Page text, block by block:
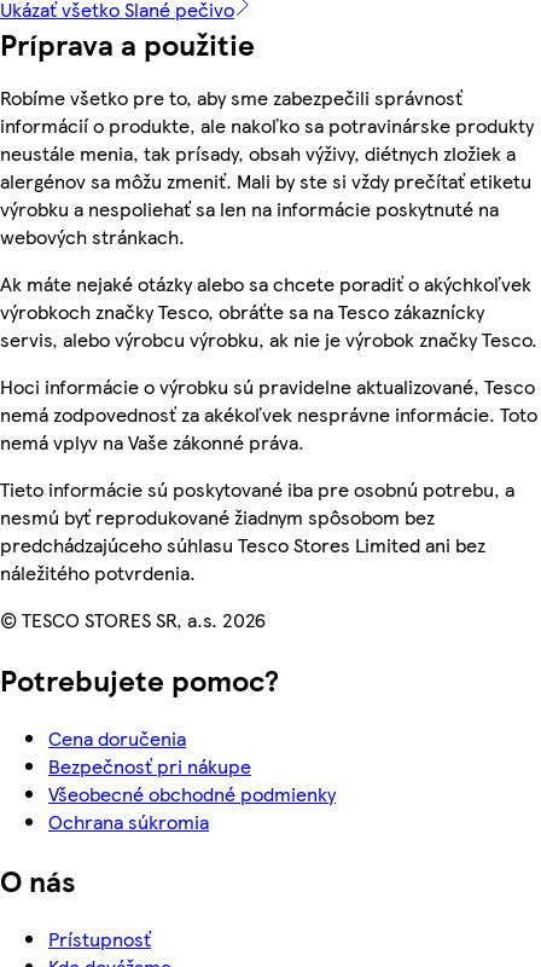
Ukázať všetko Slané pečivo
Príprava a použitie
Robíme všetko pre to, aby sme zabezpečili správnosť
informácií o produkte, ale nakoľko sa potravinárske produkty
neustále menia, tak prísady, obsah výživy, diétnych zložiek a
alergénov sa môžu zmeniť. Mali by ste si vždy prečítať etiketu
výrobku a nespoliehať sa len na informácie poskytnuté na
webových stránkach.
Ak máte nejaké otázky alebo sa chcete poradiť o akýchkoľvek
výrobkoch značky Tesco, obráťte sa na Tesco zákaznícky
servis, alebo výrobcu výrobku, ak nie je výrobok značky Tesco.
Hoci informácie o výrobku sú pravidelne aktualizované, Tesco
nemá zodpovednosť za akékoľvek nesprávne informácie. Toto
nemá vplyv na Vaše zákonné práva.
Tieto informácie sú poskytované iba pre osobnú potrebu, a
nesmú byť reprodukované žiadnym spôsobom bez
predchádzajúceho súhlasu Tesco Stores Limited ani bez
náležitého potvrdenia.
© TESCO STORES SR, a.s. 2026
Potrebujete pomoc?
Cena doručenia
Bezpečnosť pri nákupe
Všeobecné obchodné podmienky
Ochrana súkromia
O nás
Prístupnosť